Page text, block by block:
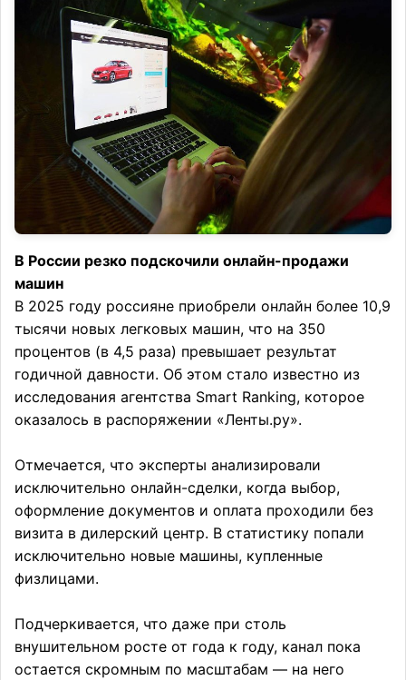
В России резко подскочили онлайн-продажи
машин
В 2025 году россияне приобрели онлайн более 10,9
тысячи новых легковых машин, что на 350
процентов (в 4,5 раза) превышает результат
годичной давности. Об этом стало известно из
исследования агентства Smart Ranking, которое
оказалось в распоряжении «Ленты.ру».
Отмечается, что эксперты анализировали
исключительно онлайн-сделки, когда выбор,
оформление документов и оплата проходили без
визита в дилерский центр. В статистику попали
исключительно новые машины, купленные
физлицами.
Подчеркивается, что даже при столь
внушительном росте от года к году, канал пока
остается скромным по масштабам — на него